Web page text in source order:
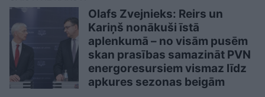
Olafs Zvejnieks: Reirs un
Kariņš nonākuši īstā
aplenkumā – no visām pusēm
skan prasības samazināt PVN
energoresursiem vismaz līdz
apkures sezonas beigām